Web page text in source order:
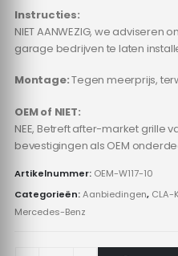
Instructies:
NIET AANWEZIG, we adviseren
garage bedrijven te laten
Montage:Tegen meerprijs,
OEM of NIET:
NEE, Betreft after-market grille
bevestigingen als OEM
Artikelnummer: OEM-W117-10
Categorieën:Aanbiedingen, CLA-
Mercedes-Benz